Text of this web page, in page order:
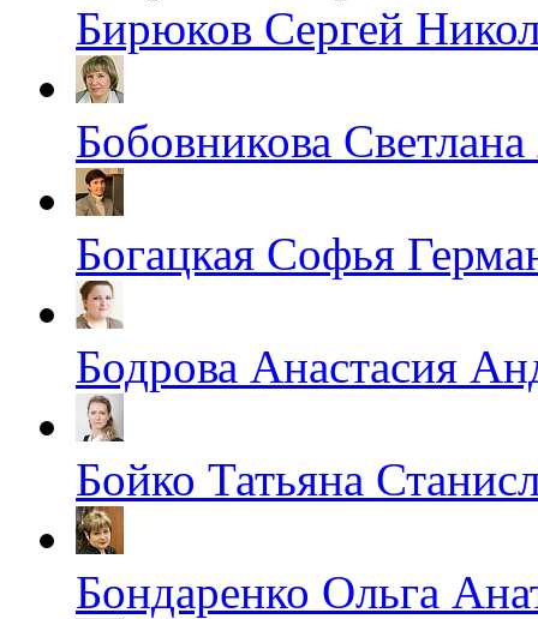
Бирюков Сергей
Бобовникова
Богацкая Софья
Бодрова Анастасия
Бойко Татьяна
Бондаренко Ольга